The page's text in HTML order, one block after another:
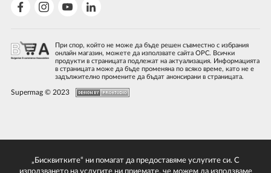
При спор, който не може да бъде решен съвместно с избрания
онлайн магазин, можете да използвате сайта ОРС. Всички
продукти в страницата подлежат на актуализация. Информацията
в страницата може да бъде променяна по всяко време, като не е
задължително промените да бъдат анонсирани в страницата.
Supermag © 2023
„Бисквитките“ ни помагат да предоставяме услугите си. С